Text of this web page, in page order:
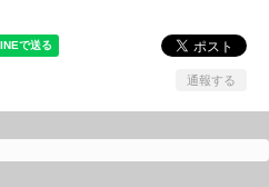
通報する